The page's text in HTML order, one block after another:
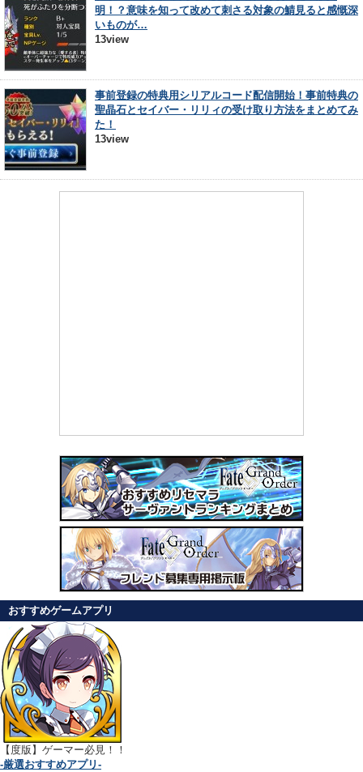
明！？意味を知って改めて刺さる対象の鯖見ると感慨深
いものが…
13view
事前登録の特典用シリアルコード配信開始！事前特典の
聖晶石とセイバー・リリィの受け取り方法をまとめてみ
た！
13view
おすすめゲームアプリ
【 度版】ゲーマー必見！！
-厳選おすすめアプリ-